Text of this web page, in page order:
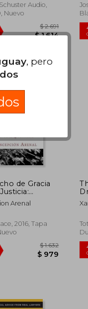
Audio,
Nuevo
40%
dcto.
de Gracia
Jurídicos
Arenal
2016, Tapa
, pero